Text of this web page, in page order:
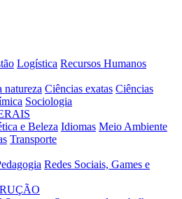
Logística Recursos Humanos
natureza Ciências exatas Ciências
Sociologia
e Beleza Idiomas Meio Ambiente
Transporte
Redes Sociais, Games e